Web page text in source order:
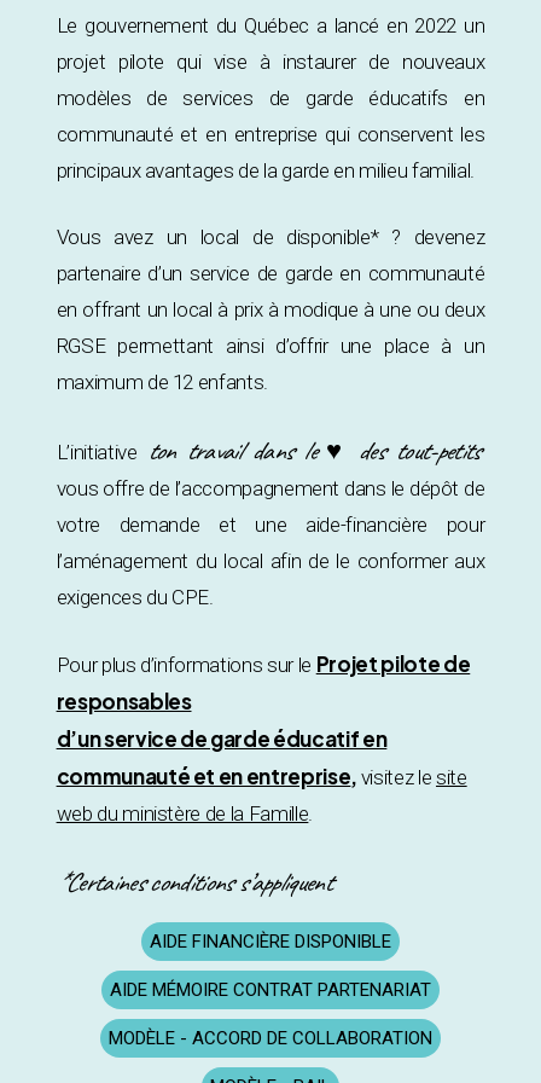
Le gouvernement du Québec a lancé en 2022 un
projet pilote qui vise à instaurer de nouveaux
modèles de services de garde éducatifs en
communauté et en entreprise qui conservent les
principaux avantages de la garde en milieu familial.
Vous avez un local de disponible* ? devenez
partenaire d’un service de garde en communauté
en offrant un local à prix à modique à une ou deux
RGSE permettant ainsi d’offrir une place à un
maximum de 12 enfants.
L’initiative ton travail dans le ♥ des tout-petits
vous offre de l’accompagnement dans le dépôt de
votre demande et une aide-financière pour
l’aménagement du local afin de le conformer aux
exigences du CPE.
Pour plus d’informations sur le Projet pilote de
responsables
d’un service de garde éducatif en
communauté et en entreprise, visitez le site
web du ministère de la Famille.
*Certaines conditions s’appliquent
AIDE FINANCIÈRE DISPONIBLE
AIDE MÉMOIRE CONTRAT PARTENARIAT
MODÈLE - ACCORD DE COLLABORATION